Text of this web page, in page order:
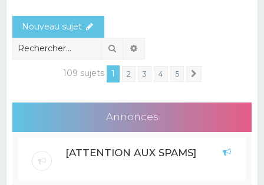
Nouveau sujet
Rechercher
109 sujets 1 2 3 4 5
Annonces
[ATTENTION AUX SPAMS]